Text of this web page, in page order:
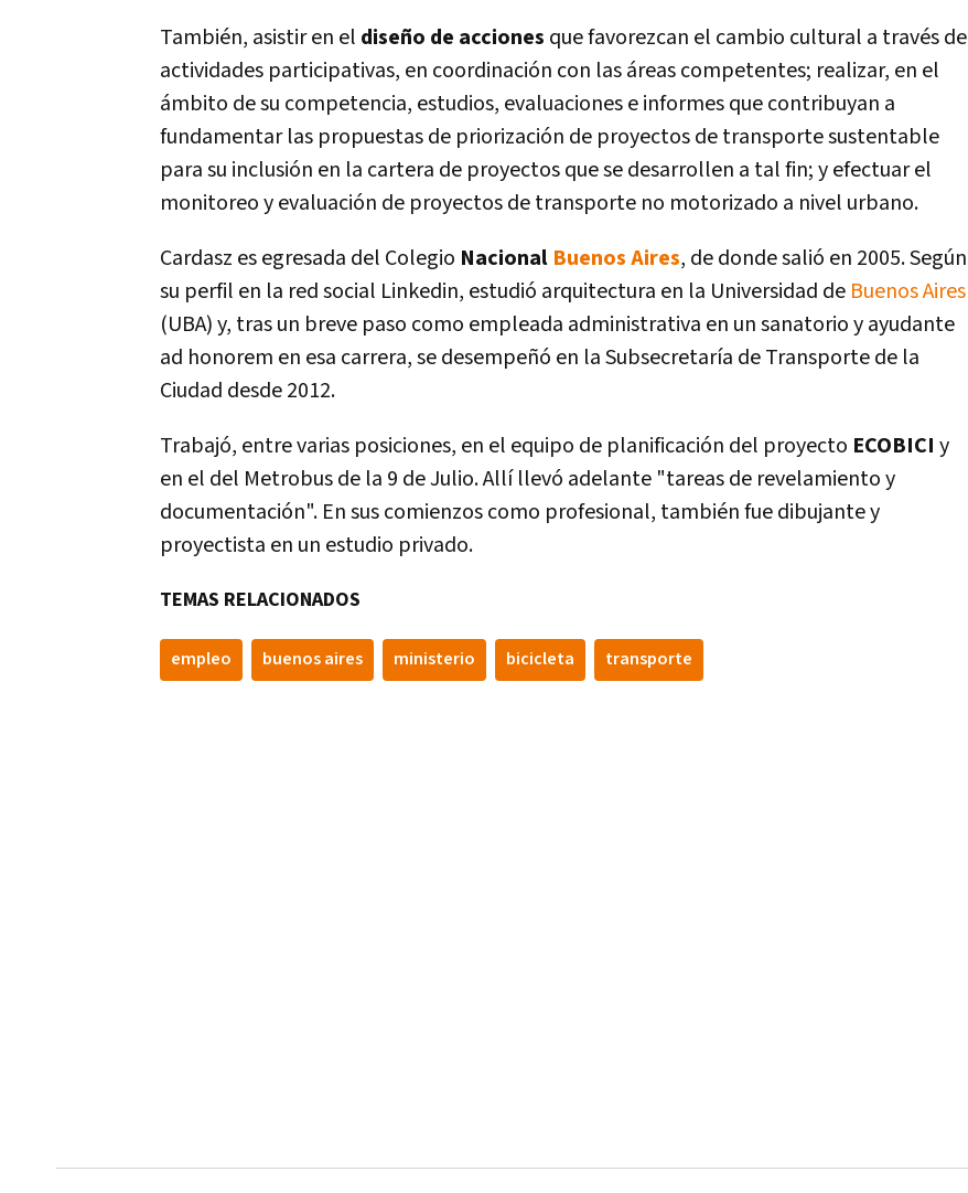
También, asistir en el diseño de acciones que favorezcan el cambio cultural a través de
actividades participativas, en coordinación con las áreas competentes; realizar, en el
ámbito de su competencia, estudios, evaluaciones e informes que contribuyan a
fundamentar las propuestas de priorización de proyectos de transporte sustentable
para su inclusión en la cartera de proyectos que se desarrollen a tal fin; y efectuar el
monitoreo y evaluación de proyectos de transporte no motorizado a nivel urbano.
Cardasz es egresada del Colegio Nacional Buenos Aires, de donde salió en 2005. Según
su perfil en la red social Linkedin, estudió arquitectura en la Universidad de Buenos Aires
(UBA) y, tras un breve paso como empleada administrativa en un sanatorio y ayudante
ad honorem en esa carrera, se desempeñó en la Subsecretarí­a de Transporte de la
Ciudad desde 2012.
Trabajó, entre varias posiciones, en el equipo de planificación del proyecto ECOBICI y
en el del Metrobus de la 9 de Julio. Allí­ llevó adelante "tareas de revelamiento y
documentación". En sus comienzos como profesional, también fue dibujante y
proyectista en un estudio privado.
TEMAS RELACIONADOS
empleo buenos aires ministerio bicicleta transporte